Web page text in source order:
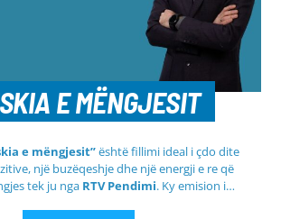
E MËNGJESIT
e mëngjesit”është fillimi ideal i çdo dite
një buzëqeshje dhe një energji e re që
tek ju nga RTV Pendimi. Ky emision i